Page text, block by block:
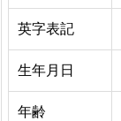
英字表記
生年月日
年齢